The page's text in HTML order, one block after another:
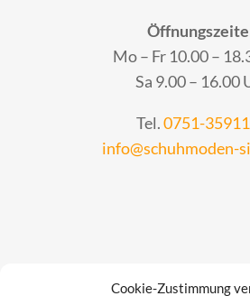
Cookie-Zustimmung
Mo – Fr 10.00 –
Sa 9.00 – 16.00
Tel.0751-
info@schuhmoden-